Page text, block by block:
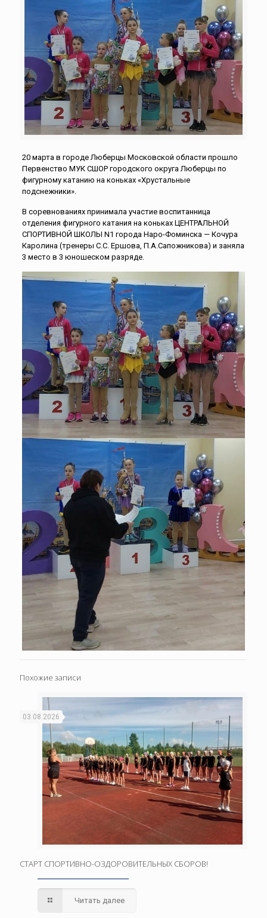
20 марта в городе Люберцы Московской области прошло
Первенство МУК СШОР городского округа Люберцы по
фигурному катанию на коньках «Хрустальные
подснежники».
В соревнованиях принимала участие воспитанница
отделения фигурного катания на коньках ЦЕНТРАЛЬНОЙ
СПОРТИВНОЙ ШКОЛЫ N1 города Наро-Фоминска — Кочура
Каролина (тренеры С.С. Ершова, П.А.Сапожникова) и заняла
3 место в 3 юношеском разряде.
Похожие записи
03.08.2026
СТАРТ СПОРТИВНО-ОЗДОРОВИТЕЛЬНЫХ СБОРОВ!
Читать далее